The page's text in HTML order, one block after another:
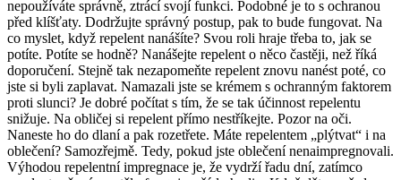
nepoužíváte správně, ztrácí svojí funkci. Podobné je to s ochranou
před klíšťaty. Dodržujte správný postup, pak to bude fungovat. Na
co myslet, když repelent nanášíte? Svou roli hraje třeba to, jak se
potíte. Potíte se hodně? Nanášejte repelent o něco častěji, než říká
doporučení. Stejně tak nezapomeňte repelent znovu nanést poté, co
jste si byli zaplavat. Namazali jste se krémem s ochranným faktorem
proti slunci? Je dobré počítat s tím, že se tak účinnost repelentu
snižuje. Na obličej si repelent přímo nestříkejte. Pozor na oči.
Naneste ho do dlaní a pak rozetřete. Máte repelentem „plýtvat“ i na
oblečení? Samozřejmě. Tedy, pokud jste oblečení nenaimpregnovali.
Výhodou repelentní impregnace je, že vydrží řadu dní, zatímco